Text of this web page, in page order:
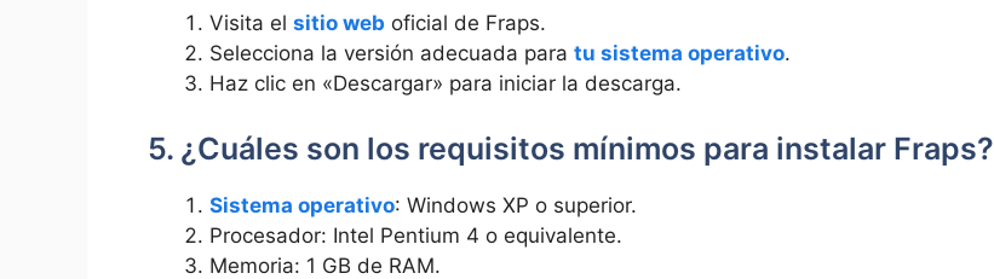
Visita el sitio web oficial de Fraps.
Selecciona la⁤ versión adecuada para tu sistema operativo.
Haz clic en⁢ «Descargar» para iniciar la descarga.
5.‍ ¿Cuáles son ⁤los requisitos⁢ mínimos para instalar Fraps?
Sistema operativo: ​Windows XP o superior.
Procesador: Intel ⁣Pentium 4 o equivalente.
Memoria: 1 GB‍ de RAM.